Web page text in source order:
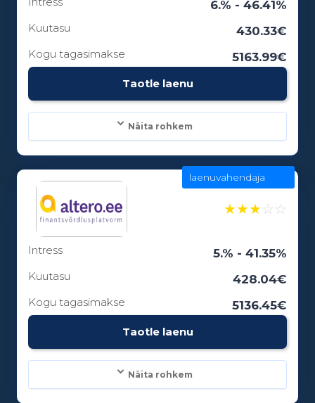
Laenuperiood: 6.% - 46.41%
Kuutasu 430.33€
Kogu tagasimakse 5163.99€
Taotle laenu
Näita rohkem
100 - 15000€
Laenuperiood:
★★★☆☆
Intress 5.% - 41.35%
Kuutasu 428.04€
Kogu tagasimakse 5136.45€
Taotle laenu
laenuvahendaja
Näita rohkem